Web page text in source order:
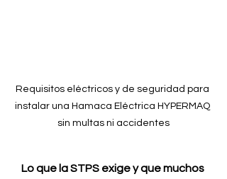
Requisitos eléctricos y de seguridad para
instalar una Hamaca Eléctrica HYPERMAQ
sin multas ni accidentes
Lo que la STPS exige y que muchos